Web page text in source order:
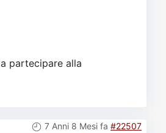
a partecipare alla
7 Anni 8 Mesi fa #22507